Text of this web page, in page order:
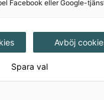
(10-pack)
Facebook eller Google-
Avböj
Spara val